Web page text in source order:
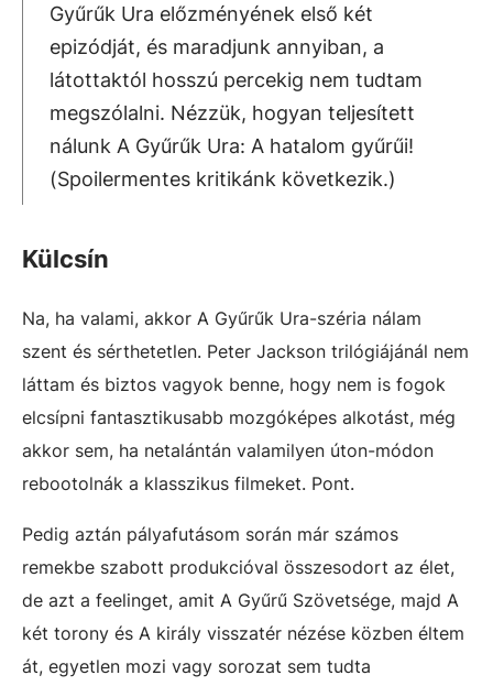
Gyűrűk Ura előzményének első két
epizódját, és maradjunk annyiban, a
látottaktól hosszú percekig nem tudtam
megszólalni. Nézzük, hogyan teljesített
nálunk A Gyűrűk Ura: A hatalom gyűrűi!
(Spoilermentes kritikánk következik.)
Külcsín
Na, ha valami, akkor A Gyűrűk Ura-széria nálam
szent és sérthetetlen. Peter Jackson trilógiájánál nem
láttam és biztos vagyok benne, hogy nem is fogok
elcsípni fantasztikusabb mozgóképes alkotást, még
akkor sem, ha netalántán valamilyen úton-módon
rebootolnák a klasszikus filmeket. Pont.
Pedig aztán pályafutásom során már számos
remekbe szabott produkcióval összesodort az élet,
de azt a feelinget, amit A Gyűrű Szövetsége, majd A
két torony és A király visszatér nézése közben éltem
át, egyetlen mozi vagy sorozat sem tudta